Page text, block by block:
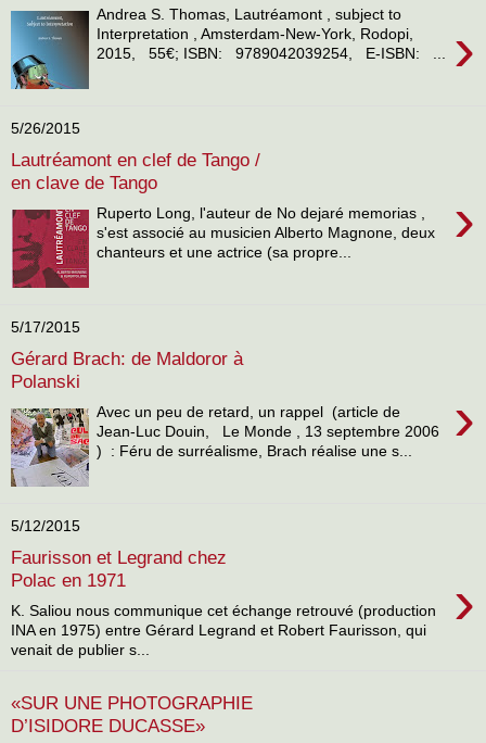
›
Andrea S. Thomas, Lautréamont , subject to
Interpretation , Amsterdam-New-York, Rodopi,
2015, 55€; ISBN: 9789042039254, E-ISBN: ...
5/26/2015
Lautréamont en clef de Tango /
en clave de Tango
›
Ruperto Long, l'auteur de No dejaré memorias ,
s'est associé au musicien Alberto Magnone, deux
chanteurs et une actrice (sa propre...
5/17/2015
Gérard Brach: de Maldoror à
Polanski
›
Avec un peu de retard, un rappel (article de
Jean-Luc Douin, Le Monde , 13 septembre 2006
) : Féru de surréalisme, Brach réalise une s...
5/12/2015
Faurisson et Legrand chez
Polac en 1971
›
K. Saliou nous communique cet échange retrouvé (production
INA en 1975) entre Gérard Legrand et Robert Faurisson, qui
venait de publier s...
«SUR UNE PHOTOGRAPHIE
D’ISIDORE DUCASSE»